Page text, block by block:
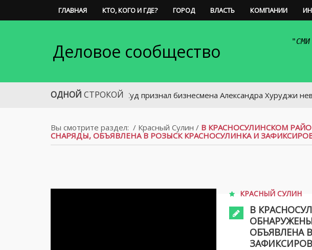
ГЛАВНАЯ КТО, КОГО И ГДЕ? ГОРОД ВЛАСТЬ КОМПАНИИ
Деловое сообщество
ОДНОЙ СТРОКОЙ
Суд признал бизнесмена Александра Хуруджи невиновным
Вы смотрите раздел: / Красный Сулин / В КРАСНОСУЛИНСКОМ
СНАРЯДЫ, ОБЪЯВЛЕНА В РОЗЫСК КРАСНОСУЛИНКА И
КРАСНЫЙ СУЛИН
В
ОБЪЯВЛЕНА